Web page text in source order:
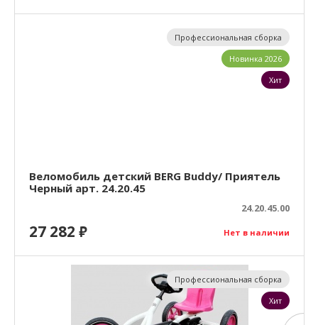
Веломобиль детский BERG Buddy/ Приятель
Черный арт. 24.20.45
24.20.45.00
Нет в наличии
27 282 ₽
Профессиональная сборка
Новинка 2026
Хит
Профессиональная сборка
Хит